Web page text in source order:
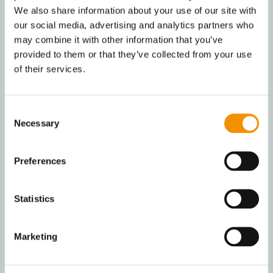
We also share information about your use of our site with
our social media, advertising and analytics partners who
may combine it with other information that you’ve
provided to them or that they’ve collected from your use
of their services.
Selection
Necessary
Preferences
Statistics
Marketing
SAMARBEJDE